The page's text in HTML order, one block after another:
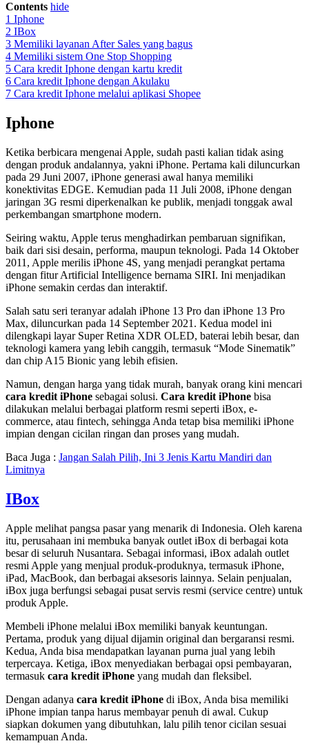
Contents hide
1 Iphone
2 IBox
3 Memiliki layanan After Sales yang bagus
4 Memiliki sistem One Stop Shopping
5 Cara kredit Iphone dengan kartu kredit
6 Cara kredit Iphone dengan Akulaku
7 Cara kredit Iphone melalui aplikasi Shopee
Iphone
Ketika berbicara mengenai Apple, sudah pasti kalian tidak asing
dengan produk andalannya, yakni iPhone. Pertama kali diluncurkan
pada 29 Juni 2007, iPhone generasi awal hanya memiliki
konektivitas EDGE. Kemudian pada 11 Juli 2008, iPhone dengan
jaringan 3G resmi diperkenalkan ke publik, menjadi tonggak awal
perkembangan smartphone modern.
Seiring waktu, Apple terus menghadirkan pembaruan signifikan,
baik dari sisi desain, performa, maupun teknologi. Pada 14 Oktober
2011, Apple merilis iPhone 4S, yang menjadi perangkat pertama
dengan fitur Artificial Intelligence bernama SIRI. Ini menjadikan
iPhone semakin cerdas dan interaktif.
Salah satu seri teranyar adalah iPhone 13 Pro dan iPhone 13 Pro
Max, diluncurkan pada 14 September 2021. Kedua model ini
dilengkapi layar Super Retina XDR OLED, baterai lebih besar, dan
teknologi kamera yang lebih canggih, termasuk “Mode Sinematik”
dan chip A15 Bionic yang lebih efisien.
Namun, dengan harga yang tidak murah, banyak orang kini mencari
cara kredit iPhone sebagai solusi. Cara kredit iPhone bisa
dilakukan melalui berbagai platform resmi seperti iBox, e-
commerce, atau fintech, sehingga Anda tetap bisa memiliki iPhone
impian dengan cicilan ringan dan proses yang mudah.
Baca Juga : Jangan Salah Pilih, Ini 3 Jenis Kartu Mandiri dan
Limitnya
IBox
Apple melihat pangsa pasar yang menarik di Indonesia. Oleh karena
itu, perusahaan ini membuka banyak outlet iBox di berbagai kota
besar di seluruh Nusantara. Sebagai informasi, iBox adalah outlet
resmi Apple yang menjual produk-produknya, termasuk iPhone,
iPad, MacBook, dan berbagai aksesoris lainnya. Selain penjualan,
iBox juga berfungsi sebagai pusat servis resmi (service centre) untuk
produk Apple.
Membeli iPhone melalui iBox memiliki banyak keuntungan.
Pertama, produk yang dijual dijamin original dan bergaransi resmi.
Kedua, Anda bisa mendapatkan layanan purna jual yang lebih
terpercaya. Ketiga, iBox menyediakan berbagai opsi pembayaran,
termasuk cara kredit iPhone yang mudah dan fleksibel.
Dengan adanya cara kredit iPhone di iBox, Anda bisa memiliki
iPhone impian tanpa harus membayar penuh di awal. Cukup
siapkan dokumen yang dibutuhkan, lalu pilih tenor cicilan sesuai
kemampuan Anda.